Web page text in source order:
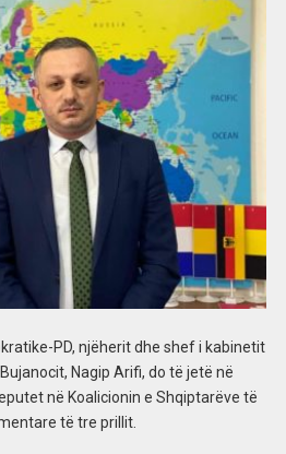
PD, njëherit dhe shef i kabinetit
Nagip Arifi, do të jetë në
në Koalicionin e Shqiptarëve të
të tre prillit.